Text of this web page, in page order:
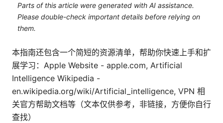
Parts of this article were generated with AI assistance.
Please double-check important details before relying on
them.
本指南还包含一个简短的资源清单，帮助你快速上手和扩
展学习：Apple Website - apple.com, Artificial
Intelligence Wikipedia -
en.wikipedia.org/wiki/Artificial_intelligence, VPN 相
关官方帮助文档等（文本仅供参考，非链接，方便你自行
查找）